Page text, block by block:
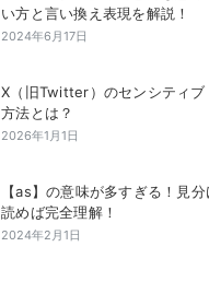
い方と言い換え表現を解説！
2024年6月17日
X（旧Twitter）のセンシティブ
方法とは？
2026年1月1日
【as】の意味が多すぎる！見
読めば完全理解！
2024年2月1日